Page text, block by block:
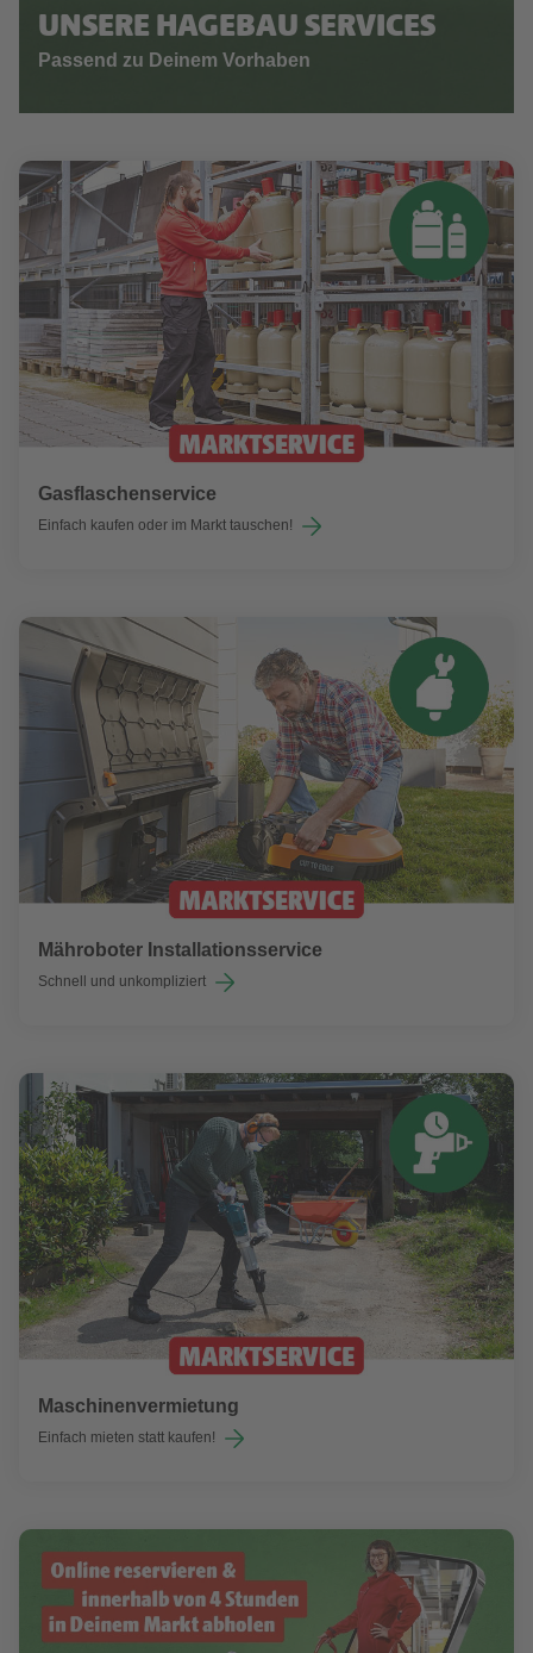
UNSERE HAGEBAU SERVICES
Passend zu Deinem Vorhaben
Gasflaschenservice
Einfach kaufen oder im Markt tauschen!
Mähroboter Installationsservice
Schnell und unkompliziert
Maschinenvermietung
Einfach mieten statt kaufen!